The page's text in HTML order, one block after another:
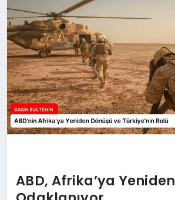
ABD, Afrika’ya Yeniden